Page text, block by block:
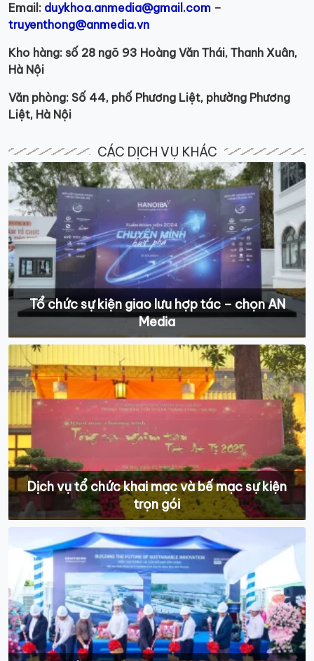
Email: duykhoa.anmedia@gmail.com –
truyenthong@anmedia.vn
Kho hàng: số 28 ngõ 93 Hoàng Văn Thái, Thanh Xuân,
Hà Nội
Văn phòng: Số 44, phố Phương Liệt, phường Phương
Liệt, Hà Nội
CÁC DỊCH VỤ KHÁC
Tổ chức sự kiện giao lưu hợp tác – chọn AN
Media
Dịch vụ tổ chức khai mạc và bế mạc sự kiện
trọn gói